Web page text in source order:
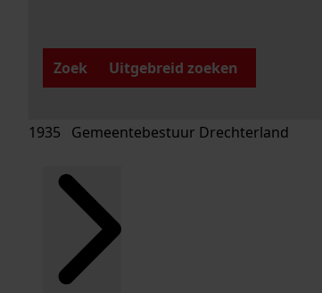
Zoek
Uitgebreid zoeken
1935 Gemeentebestuur Drechterland